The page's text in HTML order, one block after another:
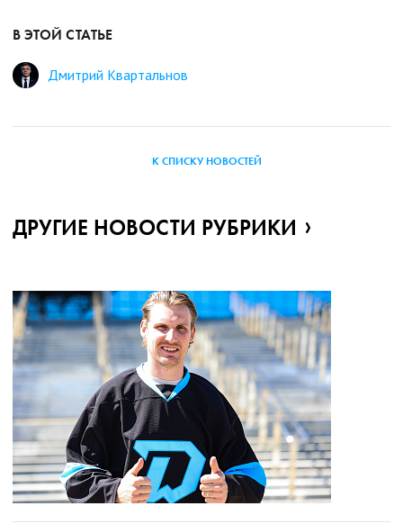
В ЭТОЙ СТАТЬЕ
Дмитрий Квартальнов
К СПИСКУ НОВОСТЕЙ
ДРУГИЕ НОВОСТИ РУБРИКИ